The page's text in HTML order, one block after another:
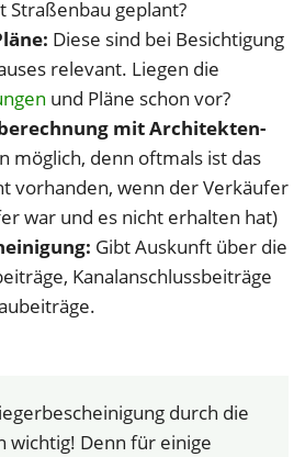
Straßenbau geplant?
Diese sind bei Besichtigung
relevant. Liegen die
und Pläne schon vor?
mit Architekten-
möglich, denn oftmals ist das
vorhanden, wenn der Verkäufer
war und es nicht erhalten hat)
Gibt Auskunft über die
Kanalanschlussbeiträge
durch die
wichtig! Denn für einige